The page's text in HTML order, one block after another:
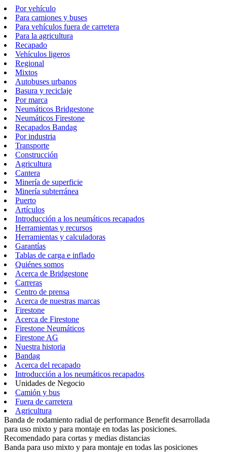
Por vehículo
Para camiones y buses
Para vehículos fuera de carretera
Para la agricultura
Recapado
Vehículos ligeros
Regional
Mixtos
Autobuses urbanos
Basura y reciclaje
Por marca
Neumáticos Bridgestone
Neumáticos Firestone
Recapados Bandag
Por industria
Transporte
Construcción
Agricultura
Cantera
Minería de superficie
Minería subterránea
Puerto
Artículos
Introducción a los neumáticos recapados
Herramientas y recursos
Herramientas y calculadoras
Garantías
Tablas de carga e inflado
Quiénes somos
Acerca de Bridgestone
Carreras
Centro de prensa
Acerca de nuestras marcas
Firestone
Acerca de Firestone
Firestone Neumáticos
Firestone AG
Nuestra historia
Bandag
Acerca del recapado
Introducción a los neumáticos recapados
Unidades de Negocio
Camión y bus
Fuera de carretera
Agricultura
Banda de rodamiento radial de performance Benefit desarrollada
para uso mixto y para montaje en todas las posiciones.
Recomendado para cortas y medias distancias
Banda para uso mixto y para montaje en todas las posiciones